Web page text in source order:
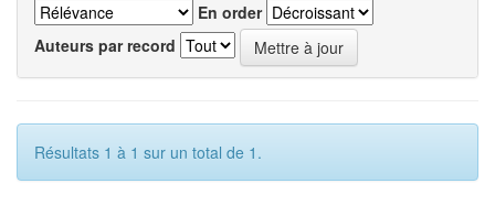
En order
Auteurs par record
Résultats 1 à 1 sur un total de 1.